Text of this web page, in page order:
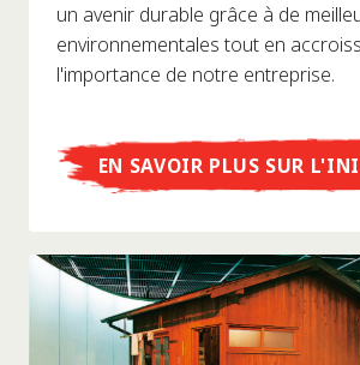
un avenir durable grâce à de
environnementales tout en
l'importance de notre entreprise.
EN SAVOIR PLUS SUR